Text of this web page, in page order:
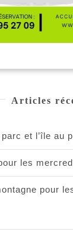
Articles
et l’île au
les
pour